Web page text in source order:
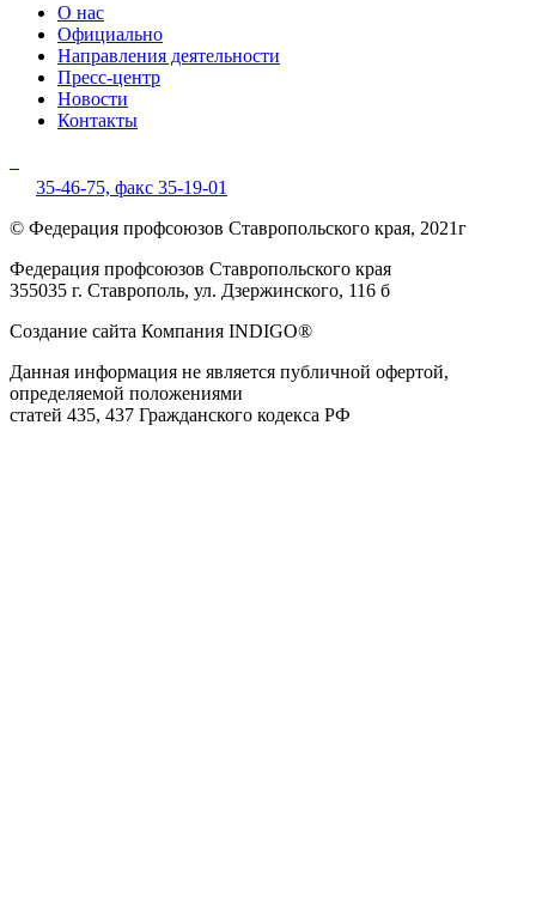
О нас
Официально
Направления деятельности
Пресс-центр
Новости
Контакты
35-46-75, факс 35-19-01
© Федерация профсоюзов Ставропольского края, 2021г
Федерация профсоюзов Ставропольского края
355035 г. Ставрополь, ул. Дзержинского, 116 б
Создание сайта Компания INDIGO®
Данная информация не является публичной офертой,
определяемой положениями
статей 435, 437 Гражданского кодекса РФ